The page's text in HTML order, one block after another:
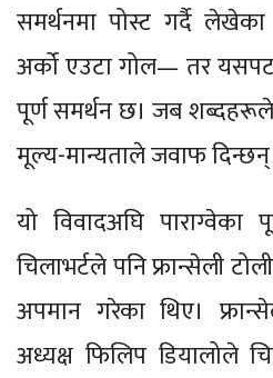
समर्थनमा पोस्ट गर्दै
अर्को एउटा गोल— तर
पूर्ण समर्थन छ। जब शब्दहरूले
मूल्य-मान्यताले जवाफ
यो विवादअघि पाराग्वेका
चिलाभर्टले पनि फ्रान्सेली
अपमान गरेका थिए।
अध्यक्ष फिलिप डियालोले